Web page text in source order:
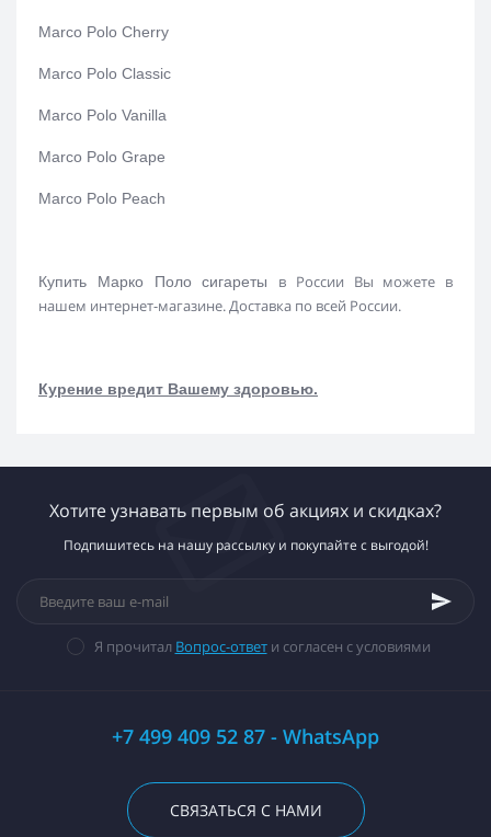
Marco Polo Cherry
Marco Polo Classic
Marco Polo Vanilla
Marco Polo Grape
Marco Polo Peach
Купить Марко Поло сигареты в России Вы можете в
нашем интернет-магазине. Доставка по всей России.
Курение вредит Вашему здоровью.
Хотите узнавать первым об акциях и скидках?
Подпишитесь на нашу рассылку и покупайте с выгодой!
Я прочитал Вопрос-ответи согласен с условиями
+7 499 409 52 87 - WhatsApp
СВЯЗАТЬСЯ С НАМИ